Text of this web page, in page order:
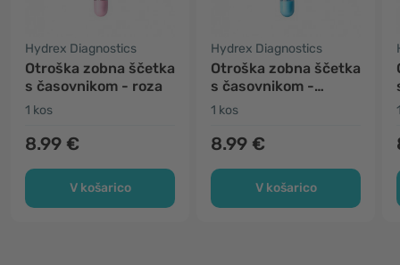
Hydrex Diagnostics
Otroška zobna ščetka
s časovnikom - roza
1 kos
8.99 €
V košarico
Hydrex Diagnostics
Otroška zobna ščetka
s časovnikom -
modra
1 kos
8.99 €
V košarico